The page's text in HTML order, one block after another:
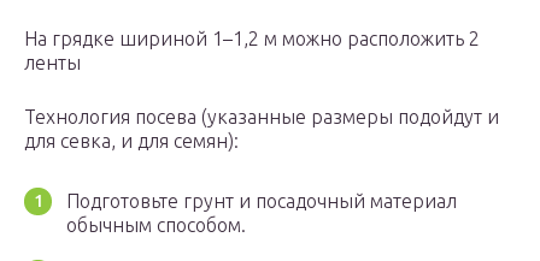
На грядке шириной 1–1,2 м можно расположить 2
ленты
Технология посева (указанные размеры подойдут и
для севка, и для семян):
Подготовьте грунт и посадочный материал
обычным способом.